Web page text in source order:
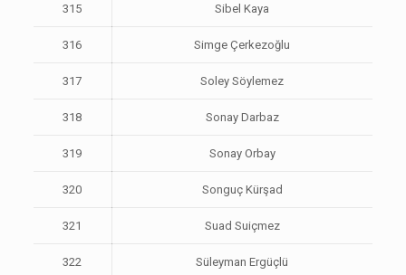
315 Sibel Kaya
316 Simge Çerkezoğlu
317 Soley Söylemez
318 Sonay Darbaz
319 Sonay Orbay
320 Songuç Kürşad
321 Suad Suiçmez
322 Süleyman Ergüçlü